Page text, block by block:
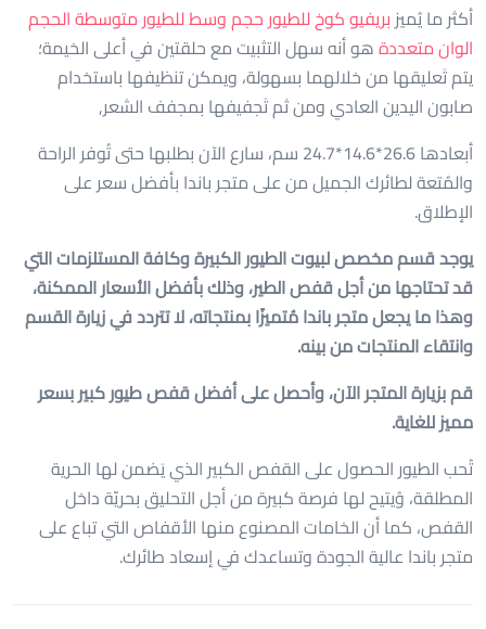
أكثر ما يُميز بريفيو كوخ للطيور حجم وسط للطيور متوسطة الحجم
الوان متعددةهو أنه سهل التثبيت مع حلقتين في أعلى الخيمة؛
يتم تَعليقها من خلالهما بسهولة، ويمكن تنظيفها باستخدام
صابون اليدين العادي ومن ثم تَجفيفها بمجفف الشعر,
أبعادها 26.6*14.6*24.7 سم، سارع الآن بطلبها حتى تُوفر الراحة
والمُتعة لطائرك الجميل من على متجر باندا بأفضل سعر على
الإطلاق.
يوجد قسم مخصص لبيوت الطيور الكبيرة وكافة المستلزمات التي
قد تحتاجها من أجل قفص الطير، وذلك بأفضل الأسعار الممكنة،
وهذا ما يجعل متجر باندا مُتميزًا بمنتجاته، لا تتردد في زيارة القسم
وانتقاء المنتجات من بينه.
قم بزيارة المتجر الآن، وأحصل على أفضل قفص طيور كبير بسعر
مميز للغاية.
تُحب الطيور الحصول على القفص الكبير الذي يَضمن لها الحرية
المطلقة، وُيتيح لها فرصة كبيرة من أجل التحليق بحريّة داخل
القفص، كما أن الخامات المصنوع منها الأقفاص التي تباع على
متجر باندا عالية الجودة وتساعدك في إسعاد طائرك.